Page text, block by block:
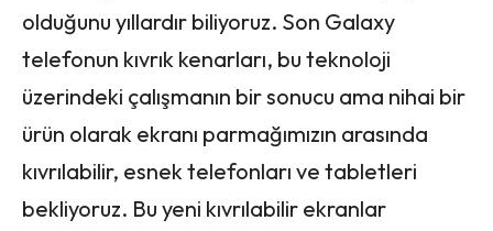
olduğunu yıllardır biliyoruz. Son Galaxy
telefonun kıvrık kenarları, bu teknoloji
üzerindeki çalışmanın bir sonucu ama nihai bir
ürün olarak ekranı parmağımızın arasında
kıvrılabilir, esnek telefonları ve tabletleri
bekliyoruz. Bu yeni kıvrılabilir ekranlar